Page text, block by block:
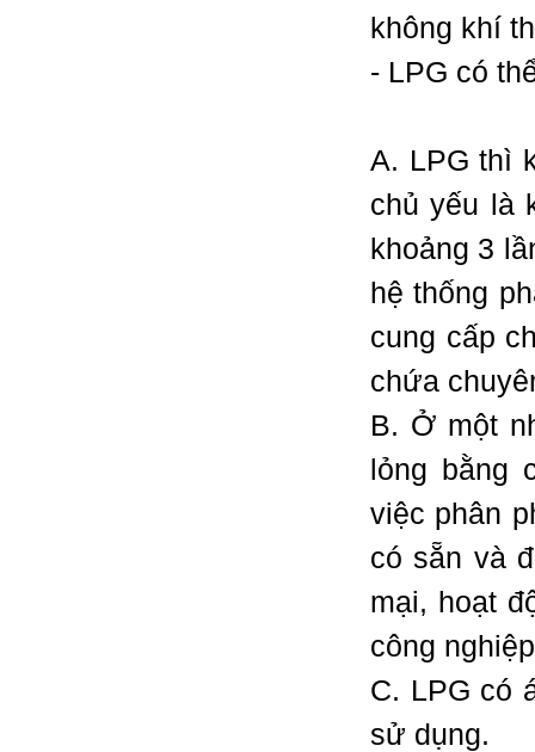
không khí
- LPG có
A. LPG thì
chủ yếu là
khoảng 3
hệ thống
cung cấp
chứa
B. Ở một
lỏng bằng
việc phân
có sẵn và
mại, hoạt
công
C. LPG có
sử dụng.